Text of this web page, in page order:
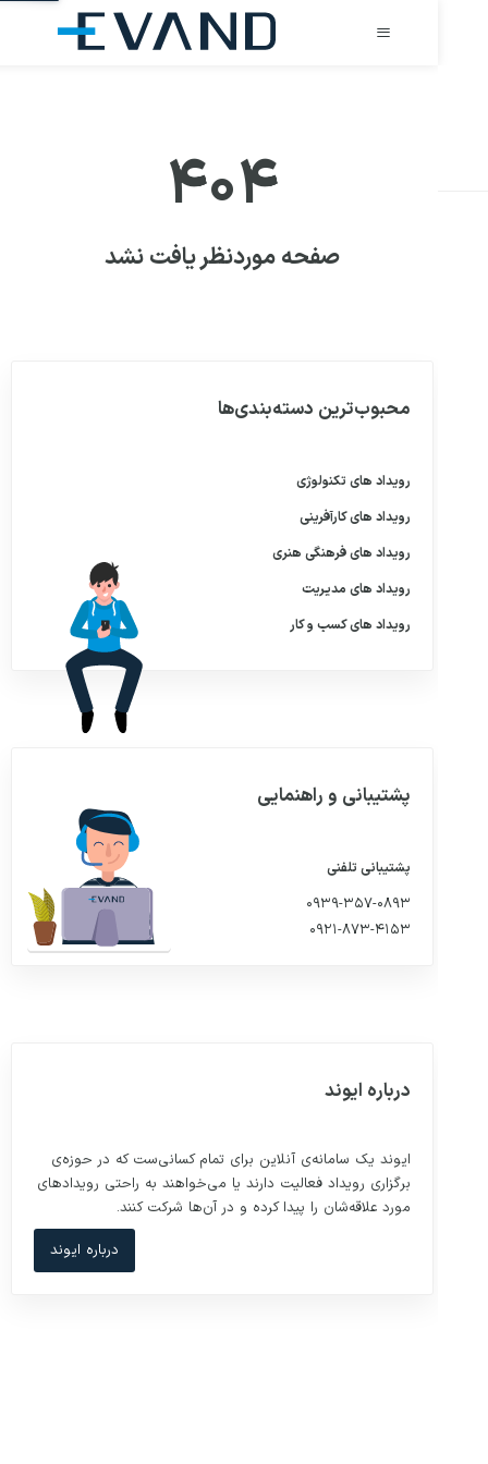
۴۰۴
صفحه موردنظر یافت نشد
محبوب‌ترین دسته‌بندی‌ها
رویداد هایتکنولوژی
رویداد هایکارآفرینی
رویداد هایفرهنگی هنری
رویداد هایمدیریت
رویداد هایکسب و کار
پشتیبانی و راهنمایی
پشتیبانی تلفنی
۰۹۳۹-۳۵۷-۰۸۹۳
۰۹۲۱-۸۷۳-۴۱۵۳
درباره ایوند
ایوند یک سامانه‌ی آنلاین برای تمام کسانی‌ست که در حوزه‌ی
برگزاری رویداد فعالیت دارند یا می‌خواهند به راحتی رویدادهای
مورد علاقه‌شان را پیدا کرده و در آن‌ها شرکت کنند.
درباره ایوند